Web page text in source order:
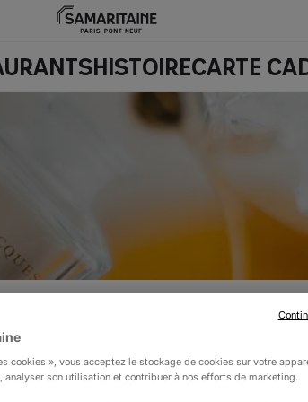
HISTOIRECARTE
olfactif par
cookies », vous acceptez le stockage de cookies sur votre
analyser son utilisation et contribuer à nos efforts de marketing.